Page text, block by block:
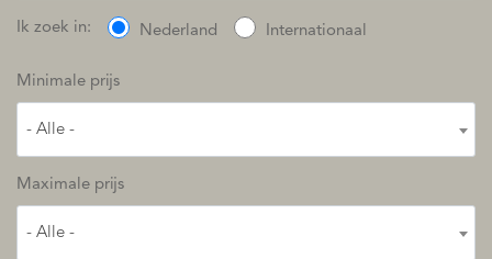
Ik zoek in: Nederland Internationaal
Minimale prijs
- Alle -
Maximale prijs
- Alle -